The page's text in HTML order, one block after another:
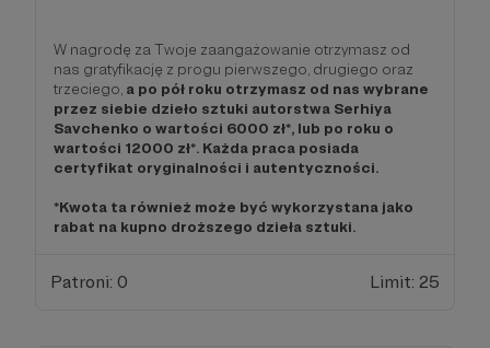
W nagrodę za Twoje zaangażowanie otrzymasz od
nas gratyfikację z progu pierwszego, drugiego oraz
trzeciego, a po pół roku otrzymasz od nas wybrane
przez siebie dzieło sztuki autorstwa Serhiya
Savchenko o wartości 6000 zł*, lub po roku o
wartości 12000 zł*. Każda praca posiada
certyfikat oryginalności i autentyczności.
*Kwota ta również może być wykorzystana jako
rabat na kupno droższego dzieła sztuki.
Patroni: 0 Limit: 25